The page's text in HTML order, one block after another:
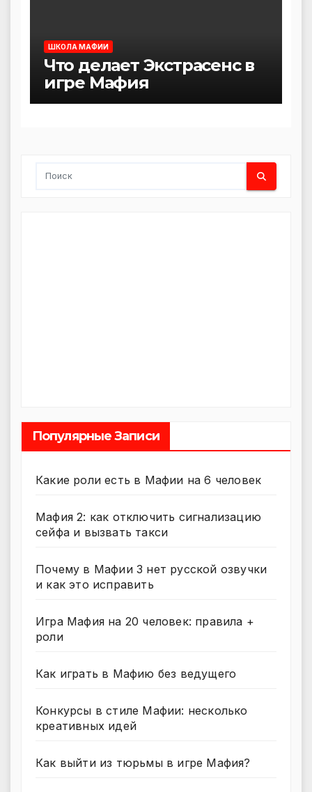
ШКОЛА МАФИИ
Что делает Экстрасенс в
игре Мафия
Популярные Записи
Какие роли есть в Мафии на 6 человек
Мафия 2: как отключить сигнализацию
сейфа и вызвать такси
Почему в Мафии 3 нет русской озвучки
и как это исправить
Игра Мафия на 20 человек: правила +
роли
Как играть в Мафию без ведущего
Конкурсы в стиле Мафии: несколько
креативных идей
Как выйти из тюрьмы в игре Мафия?